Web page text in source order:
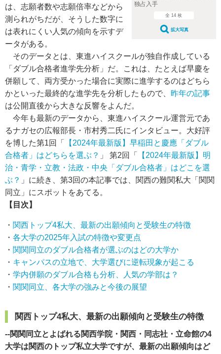
独占入手
全 14 枚
拡大写真
は、志願者数や志願倍率などから
測られがちだが、そうした数字に
は表れにくい人気の傾向を示すデ
ータがある。
そのデータとは、東進ハイスクールが独自作成している
「ダブル合格者進学先分析」だ。これは、たとえば早慶を
併願して、両方受かった場合に実際に進学するのはどちら
かといった最終的な進学先を分析したもので、 昨年の記事
は公開直後から大きな反響をよんだ。
今年も最新のデータから、東進ハイスクール運営元であ
るナガセの広報部長・市村秀二氏にインタビュー。大好評
を博した第1回「
【2024年最新版】早稲田と慶應「ダブル
合格者」はどちらを選ぶ？ 」 第2回「
【2024年最新版】明
治・青学・立教・法政・中央「ダブル合格者」はどこを選
ぶ？ 」に続き、第3回の本記事では、関西の難関私大「関関
同立」にスポットをあてる。
【目次】
・ 関西トップ4私大、最新の出願傾向と受験生の特徴
・ 各大学の2025年入試の特徴や変更点
・ 関関同立のダブル合格者が選ぶのはどの大学か
・ キャンパスの立地で、大学選びに逆転現象が起こる
・ 学内併願のダブル合格も分析、人気の学部は？
・ 関関同立、各大学の強みと今後の展望
関西トップ4私大、最新の出願傾向と受験生の特徴
--関関同立とよばれる関西学院・関西・同志社・立命館の4
大学は関西のトップ私立大学ですが、最新の出願傾向はど